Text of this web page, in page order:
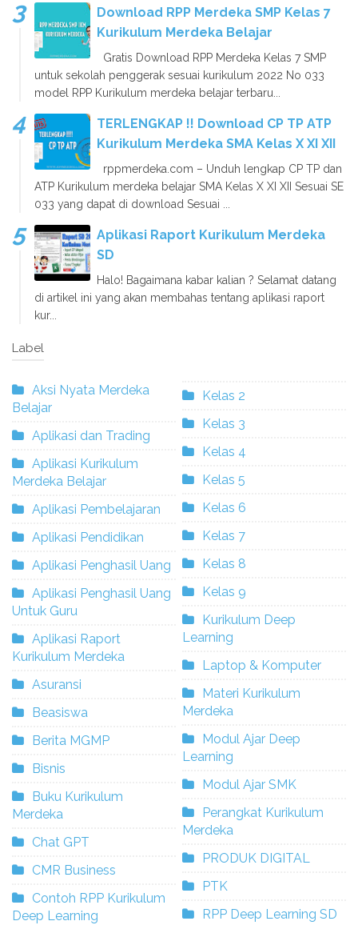
Download RPP Merdeka SMP Kelas 7
Kurikulum Merdeka Belajar
Gratis Download RPP Merdeka Kelas 7 SMP
untuk sekolah penggerak sesuai kurikulum 2022 No 033
model RPP Kurikulum merdeka belajar terbaru...
TERLENGKAP !! Download CP TP ATP
Kurikulum Merdeka SMA Kelas X XI XII
rppmerdeka.com – Unduh lengkap CP TP dan
ATP Kurikulum merdeka belajar SMA Kelas X XI XII Sesuai SE
033 yang dapat di download Sesuai ...
Aplikasi Raport Kurikulum Merdeka
SD
Halo! Bagaimana kabar kalian ? Selamat datang
di artikel ini yang akan membahas tentang aplikasi raport
kur...
Label
Aksi Nyata Merdeka
Belajar
Aplikasi dan Trading
Aplikasi Kurikulum
Merdeka Belajar
Aplikasi Pembelajaran
Aplikasi Pendidikan
Aplikasi Penghasil Uang
Aplikasi Penghasil Uang
Untuk Guru
Aplikasi Raport
Kurikulum Merdeka
Asuransi
Beasiswa
Berita MGMP
Bisnis
Buku Kurikulum
Merdeka
Chat GPT
CMR Business
Contoh RPP Kurikulum
Deep Learning
Kelas 2
Kelas 3
Kelas 4
Kelas 5
Kelas 6
Kelas 7
Kelas 8
Kelas 9
Kurikulum Deep
Learning
Laptop & Komputer
Materi Kurikulum
Merdeka
Modul Ajar Deep
Learning
Modul Ajar SMK
Perangkat Kurikulum
Merdeka
PRODUK DIGITAL
PTK
RPP Deep Learning SD